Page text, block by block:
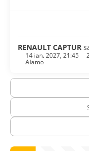
pleca fără a vă
orice ați mânca, clătiți
burgund alb din satele
RENAULT CAPTUR
14 ian. 2027, 21:45
Alamo